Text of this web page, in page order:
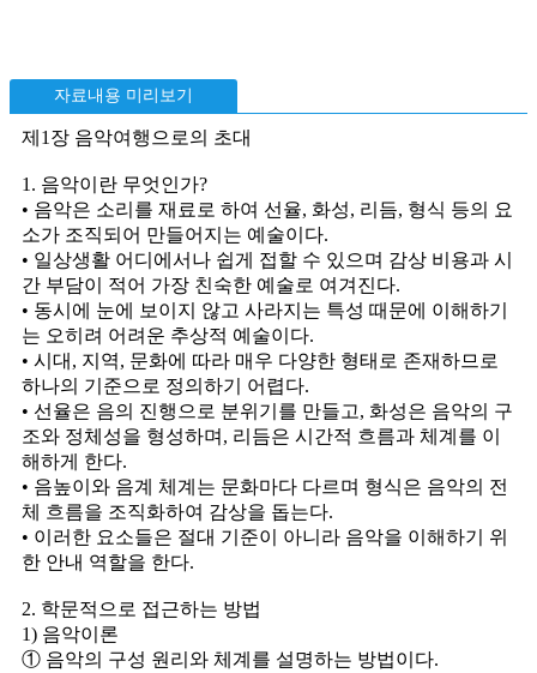
자료내용 미리보기
제1장 음악여행으로의 초대
1. 음악이란 무엇인가?
• 음악은 소리를 재료로 하여 선율, 화성, 리듬, 형식 등의 요
소가 조직되어 만들어지는 예술이다.
• 일상생활 어디에서나 쉽게 접할 수 있으며 감상 비용과 시
간 부담이 적어 가장 친숙한 예술로 여겨진다.
• 동시에 눈에 보이지 않고 사라지는 특성 때문에 이해하기
는 오히려 어려운 추상적 예술이다.
• 시대, 지역, 문화에 따라 매우 다양한 형태로 존재하므로
하나의 기준으로 정의하기 어렵다.
• 선율은 음의 진행으로 분위기를 만들고, 화성은 음악의 구
조와 정체성을 형성하며, 리듬은 시간적 흐름과 체계를 이
해하게 한다.
• 음높이와 음계 체계는 문화마다 다르며 형식은 음악의 전
체 흐름을 조직화하여 감상을 돕는다.
• 이러한 요소들은 절대 기준이 아니라 음악을 이해하기 위
한 안내 역할을 한다.
2. 학문적으로 접근하는 방법
1) 음악이론
① 음악의 구성 원리와 체계를 설명하는 방법이다.